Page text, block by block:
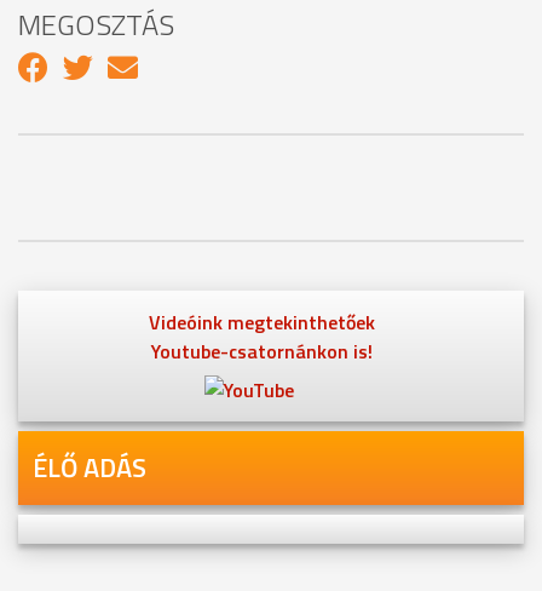
MEGOSZTÁS
Videóink megtekinthetőek
Youtube-csatornánkon is!
ÉLŐ ADÁS